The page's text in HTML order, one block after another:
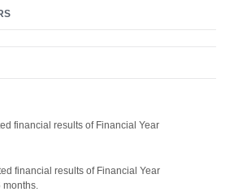
financial results of Financial Year
financial results of Financial Year
months.